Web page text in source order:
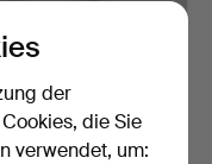
"Atlantis", Demeyere
in Belg…
30. Jun 2026
der
die Sie
verwendet, um: